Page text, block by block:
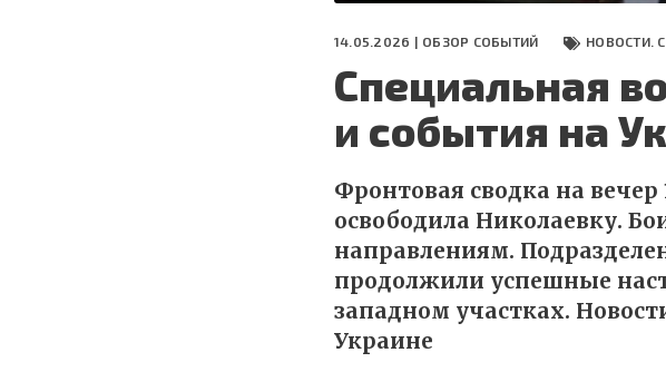
14.05.2026 | ОБЗОР СОБЫТИЙ НОВОСТИ.
Специальная
и события на
Фронтовая сводка на вечер
освободила Николаевку.
направлениям.
продолжили успешные
западном участках.
Украине